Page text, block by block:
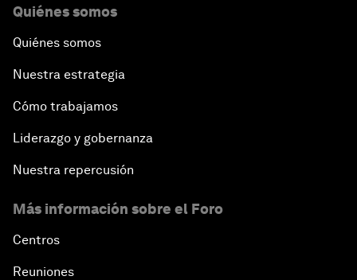
Quiénes somos
Quiénes somos
Nuestra estrategia
Cómo trabajamos
Liderazgo y gobernanza
Nuestra repercusión
Más información sobre el Foro
Centros
Reuniones